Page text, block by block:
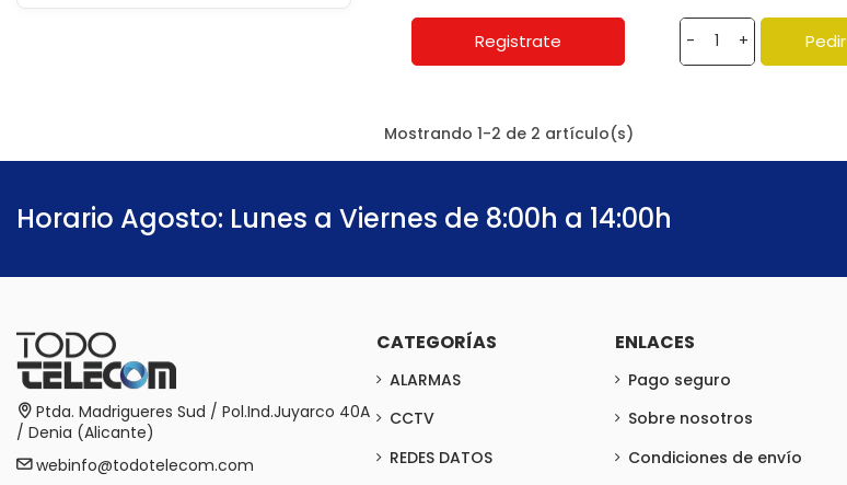
Registrate - + Pedir
Mostrando 1-2 de 2 artículo(s)
Horario Agosto: Lunes a Viernes de 8:00h a 14:00h
Ptda. Madrigueres Sud / Pol.Ind.Juyarco 40A
/ Denia (Alicante)
webinfo@todotelecom.com
CATEGORÍAS
ALARMAS
CCTV
REDES DATOS
ENLACES
Pago seguro
Sobre nosotros
Condiciones de envío